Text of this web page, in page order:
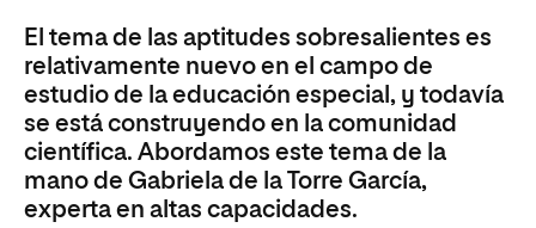
El tema de las aptitudes sobresalientes es
relativamente nuevo en el campo de
estudio de la educación especial, y todavía
se está construyendo en la comunidad
científica. Abordamos este tema de la
mano de Gabriela de la Torre García,
experta en altas capacidades.